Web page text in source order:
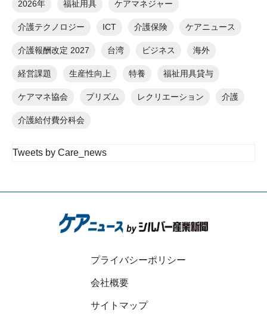
2026年 福祉用具 ケアマネジャー
介護テクノロジー ICT 介護保険 ケアニュース
介護報酬改定 2027 台湾 ビジネス 海外
経営課題 生産性向上 特養 福祉用具貸与
ケアマネ協会 プリズム レクリエーション 介護
介護給付費分科会
Tweets by Care_news
プライバシーポリシー
会社概要
サイトマップ